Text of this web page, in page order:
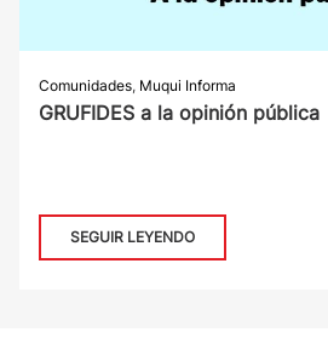
Comunidades, Muqui Informa
GRUFIDES a la opinión pública
SEGUIR LEYENDO